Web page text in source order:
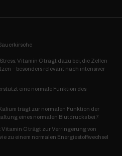
Vitamin C trägt dazu bei, die Zellen
– besonders relevant nach intensiver
eine normale Funktion des
trägt zur normalen Funktion der
eines normalen Blutdrucks bei.²
Vitamin C trägt zur Verringerung von
zu einem normalen Energiestoffwechsel